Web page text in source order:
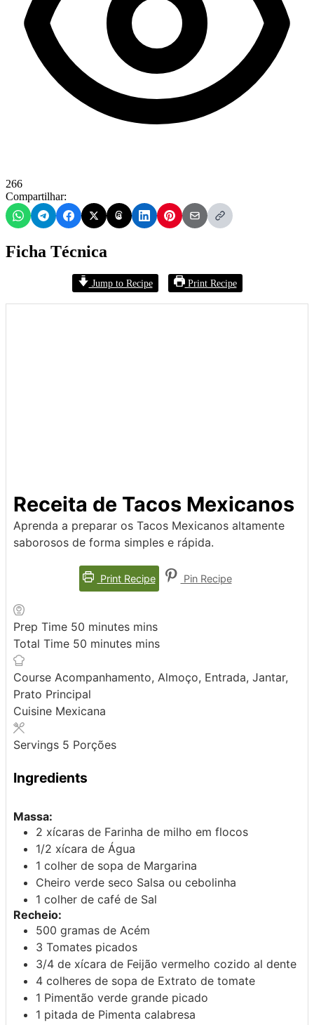
266
Compartilhar:
Ficha Técnica
Jump to Recipe Print Recipe
Receita de Tacos Mexicanos
Aprenda a preparar os Tacos Mexicanos altamente
saborosos de forma simples e rápida.
Print Recipe Pin Recipe
Prep Time 50 minutes mins
Total Time 50 minutes mins
Course Acompanhamento, Almoço, Entrada, Jantar,
Prato Principal
Cuisine Mexicana
Servings 5 Porções
Ingredients
Massa:
2 xícaras de Farinha de milho em flocos
1/2 xícara de Água
1 colher de sopa de Margarina
Cheiro verde seco Salsa ou cebolinha
1 colher de café de Sal
Recheio:
500 gramas de Acém
3 Tomates picados
3/4 de xícara de Feijão vermelho cozido al dente
4 colheres de sopa de Extrato de tomate
1 Pimentão verde grande picado
1 pitada de Pimenta calabresa